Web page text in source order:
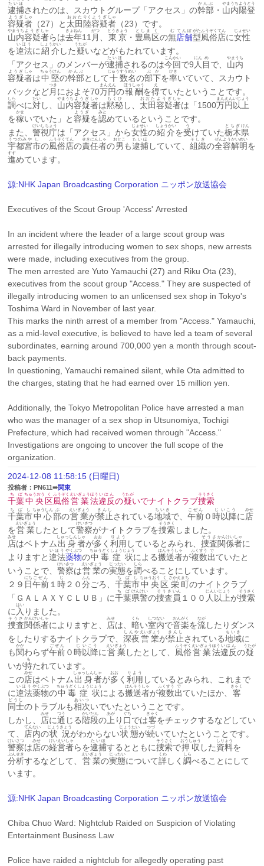
逮捕
たいほ
されたのは、スカウトグループ「アクセス」の幹部
かんぶ
・ 山内
やまうち
陽
よう
登
とう
容疑
ようぎ
者
しゃ
（27）と 太田
おおた
陸
りく
容疑
ようぎ
者
しゃ
（23）です。
山内
やまうち
容疑
ようぎ
者
しゃ
らは去年
きょねん
11 月
がつ
東京
とうきょう
・ 豊島
としま
区
く
の無
む
店舗
てんぽ
型
がた
風俗
ふうぞく
店
てん
に女性
じょせい
を違法
いほう
に紹介
しょうかい
した 疑
うたが
いなどがもたれています。
「アクセス」のメンバーが逮捕
たいほ
されるのは今回
こんかい
で9 人
にん
目
め
で、 山内
やまうち
容疑
ようぎ
者
しゃ
は中堅
ちゅうけん
の幹部
かんぶ
として十
じゅう
数
すう
名
めい
の部下
ぶか
を率
ひき
いていて、スカウト
バックなど月
つき
におよそ70万
まん
円
えん
の報酬
ほうしゅう
を得
え
ていたということです。
調
しら
べに対
たい
し、 山内
やまうち
容疑
ようぎ
者
しゃ
は黙秘
もくひ
し、 太田
おおた
容疑
ようぎ
者
しゃ
は「1500万
まん
円
えん
以上
いじょう
を稼
かせ
いでいた」と容疑
ようぎ
を認
みと
めているということです。
また、 警視庁
けいしちょう
は「アクセス」から女性
じょせい
の紹介
しょうかい
を受
う
けていた栃木
とちぎ
県
けん
宇都宮
うつのみや
市
し
の風俗
ふうぞく
店
てん
の責任
せきにん
者
しゃ
の男
おとこ
も逮捕
たいほ
していて、 組織
そしき
の全容
ぜんよう
解明
かいめい
を
進
すす
めています。
源:NHK Japan Broadcasting Corporation ニッポン放送協会
Executives of the Scout Group 'Access' Arrested
In an incident where the leader of a large scout group was
arrested for illegally introducing women to sex shops, new arrests
were made, including executives from the group.
The men arrested are Yuto Yamauchi (27) and Riku Ota (23),
executives from the scout group "Access." They are suspected of
illegally introducing women to an unlicensed sex shop in Tokyo's
Toshima Ward in November of last year.
This marks the ninth arrest of a member from "Access." Yamauchi,
as a mid-level executive, is believed to have led a team of several
subordinates, earning around 700,000 yen a month through scout-
back payments.
In questioning, Yamauchi remained silent, while Ota admitted to
the charges, stating that he had earned over 15 million yen.
Additionally, the Tokyo Metropolitan Police have arrested a man
who was the manager of a sex shop in Utsunomiya, Tochigi
Prefecture, which had received women through "Access."
Investigations are ongoing to uncover the full scope of the
organization.
2024-12-08 11:58:15 (日曜日)
投稿者：PN611➠関東
千葉
ちば
中央
ちゅうおう
区
く
風俗
ふうぞく
営業
えいぎょう
法
ほう
違反
いはん
の疑
うたが
いでナイトクラブ捜索
そうさく
千葉
ちば
市
し
中心
ちゅうしん
部
ぶ
の営業
えいぎょう
が禁止
きんし
されている地域
ちいき
で、 午前
ごぜん
０ 時
じ
以降
いこう
に 店
みせ
を営業
えいぎょう
したとして警察
けいさつ
がナイトクラブを捜索
そうさく
しました。
店
みせ
はベトナム 出身
しゅっしん
者
しゃ
が多
おお
く 利用
りよう
しているとみられ、 捜査
そうさ
関係
かんけい
者
しゃ
に
よりますと違法
いほう
薬物
やくぶつ
の中毒
ちゅうどく
症状
しょうじょう
による搬送
はんそう
者
しゃ
が複数
ふくすう
出
で
ていたと
いうことで、 警察
けいさつ
は営業
えいぎょう
の実態
じったい
を調
しら
べることにしています。
２９ 日
にち
午前
ごぜん
１ 時
じ
２０分
ふん
ごろ、 千葉
ちば
市
し
中央
ちゅうおう
区
く
栄
さかえ
町
まち
のナイトクラブ
「ＧＡＬＡＸＹＣＬＵＢ」に千葉
ちば
県警
けんけい
の捜査
そうさ
員
いん
１００ 人
にん
以上
いじょう
が捜索
そうさく
に 入
はい
りました。
捜査
そうさ
関係
かんけい
者
しゃ
によりますと、 店
みせ
は、 暗
くら
い室内
しつない
で音楽
おんがく
を流
なが
したりダンス
をしたりするナイトクラブで、 深夜
しんや
営業
えいぎょう
が禁止
きんし
されている地域
ちいき
に
も関
かか
わらず午前
ごぜん
０ 時
じ
以降
いこう
に営業
えいぎょう
したとして、 風俗
ふうぞく
営業
えいぎょう
法
ほう
違反
いはん
の疑
うたが
いが持
も
たれています。
この店
みせ
はベトナム 出身
しゅっしん
者
しゃ
が多
おお
く 利用
りよう
しているとみられ、これまで
に違法
いほう
薬物
やくぶつ
の中毒
ちゅうどく
症状
しょうじょう
による搬送
はんそう
者
しゃ
が複数
ふくすう
出
で
ていたほか、 客
きゃく
同士
どうし
のトラブルも相次
あいつ
いでいたということです。
しかし、
店
みせ
に通
つう
じる 階段
かいだん
の 上
あが
り 口
ぐち
では客
きゃく
をチェックするなどしてい
て、
店内
てんない
の状況
じょうきょう
がわからない状態
じょうたい
が続
つづ
いていたということです。
警察
けいさつ
は店
みせ
の経営
けいえい
者
しゃ
らを逮捕
たいほ
するとともに捜索
そうさく
で押収
おうしゅう
した資料
しりょう
を
分析
ぶんせき
するなどして、 営業
えいぎょう
の実態
じったい
について詳
くわ
しく 調
しら
べることにして
います。
源:NHK Japan Broadcasting Corporation ニッポン放送協会
Chiba Chuo Ward: Nightclub Raided on Suspicion of Violating
Entertainment Business Law
Police have raided a nightclub for allegedly operating past